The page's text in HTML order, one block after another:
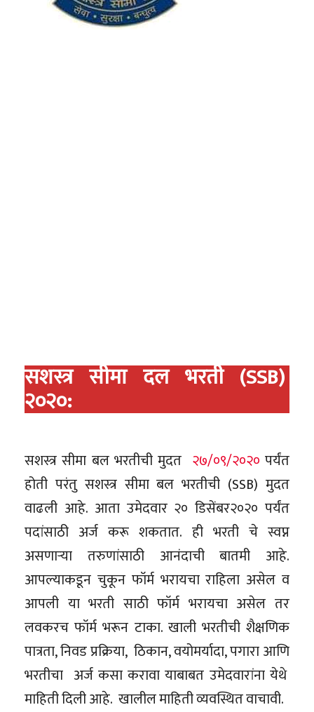
सशस्त्र सीमा दल भरती (SSB)
२०२०:
सशस्त्र सीमा बल भरतीची मुदत २७/०९/२०२० पर्यंत
होती परंतु सशस्त्र सीमा बल भरतीची (SSB) मुदत
वाढली आहे. आता उमेदवार २० डिसेंबर२०२० पर्यंत
पदांसाठी अर्ज करू शकतात. ही भरती चे स्वप्न
असणाऱ्या तरुणांसाठी आनंदाची बातमी आहे.
आपल्याकडून चुकून फॉर्म भरायचा राहिला असेल व
आपली या भरती साठी फॉर्म भरायचा असेल तर
लवकरच फॉर्म भरून टाका. खाली भरतीची शैक्षणिक
पात्रता, निवड प्रक्रिया, ठिकान, वयोमर्यादा, पगारा आणि
भरतीचा अर्ज कसा करावा याबाबत उमेदवारांना येथे
माहिती दिली आहे. खालील माहिती व्यवस्थित वाचावी.